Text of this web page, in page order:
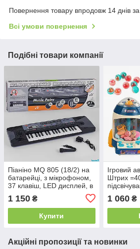
Повернення товару впродовж 14 днів
Всі умови повернення
Подібні товари компанії
Піаніно MQ 805 (18/2) на
батарейці, з мікрофоном,
37 клавіш, LED дисплей, в
1 150 ₴
Купити
Ігровий
Штрих
USB-
1 060₴
Акційні пропозиції та новинки